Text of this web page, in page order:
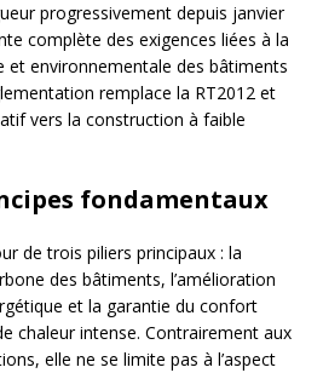
progressivement depuis janvier
complète des exigences liées à la
et environnementale des bâtiments
remplace la RT2012 et
vers la construction à faible
fondamentaux
de trois piliers principaux : la
des bâtiments, l’amélioration
et la garantie du confort
chaleur intense. Contrairement aux
elle ne se limite pas à l’aspect